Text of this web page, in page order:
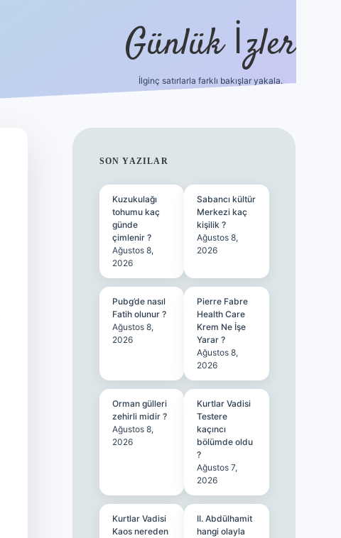
Günlük İzler
İlginç satırlarla farklı bakışlar yakala.
SIDEBAR
SON YAZILAR
Kuzukulağı
tohumu kaç
günde
çimlenir ?
Ağustos 8,
2026
Sabancı kültür
Merkezi kaç
kişilik ?
Ağustos 8,
2026
Pubg’de nasıl
Fatih olunur ?
Ağustos 8,
2026
Pierre Fabre
Health Care
Krem Ne İşe
Yarar ?
Ağustos 8,
2026
Orman gülleri
zehirli midir ?
Ağustos 8,
2026
Kurtlar Vadisi
Testere
kaçıncı
bölümde oldu
?
Ağustos 7,
2026
Kurtlar Vadisi
Kaos nereden
II. Abdülhamit
hangi olayla
ilbet